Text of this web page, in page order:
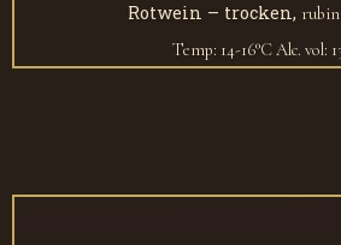
Rotwein – trocken,
Temp: 14-16°CAlc. vol: